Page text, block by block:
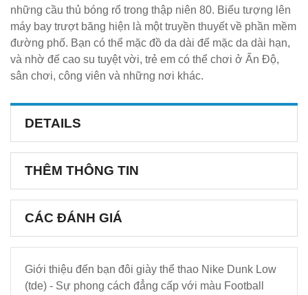
những cầu thủ bóng rổ trong thập niên 80. Biểu tượng lên
máy bay trượt băng hiện là một truyền thuyết về phần mềm
đường phố. Bạn có thể mặc đồ da dài để mặc da dài hạn,
và nhờ đế cao su tuyệt vời, trẻ em có thể chơi ở Ấn Độ,
sân chơi, công viên và những nơi khác.
DETAILS
THÊM THÔNG TIN
CÁC ĐÁNH GIÁ
Giới thiệu đến bạn đôi giày thể thao Nike Dunk Low
(tde) - Sự phong cách đẳng cấp với màu Football